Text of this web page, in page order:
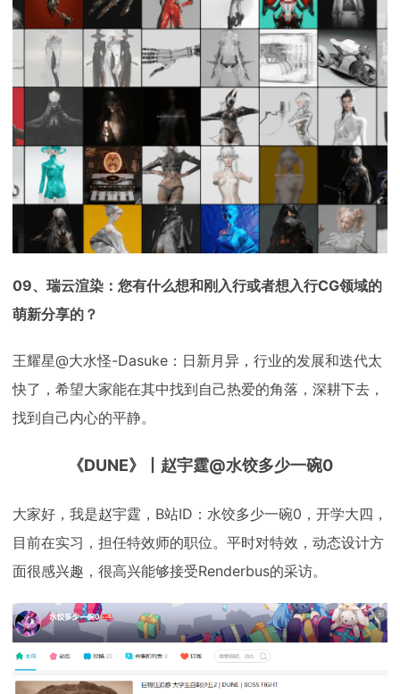
09、瑞云渲染：您有什么想和刚入行或者想入行CG领域的
萌新分享的？
王耀星@大水怪-Dasuke：日新月异，行业的发展和迭代太
快了，希望大家能在其中找到自己热爱的角落，深耕下去，
找到自己内心的平静。
《DUNE》丨赵宇霆@水饺多少一碗0
大家好，我是赵宇霆，B站ID：水饺多少一碗0，开学大四，
目前在实习，担任特效师的职位。平时对特效，动态设计方
面很感兴趣，很高兴能够接受Renderbus的采访。